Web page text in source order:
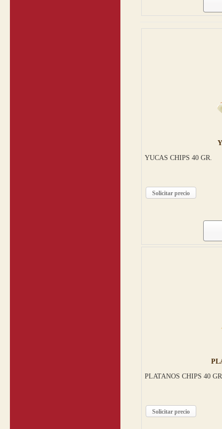
YUCAS CHIPS 40 GR.
Solicitar precio
PLATANOS CHIPS 40
Solicitar precio